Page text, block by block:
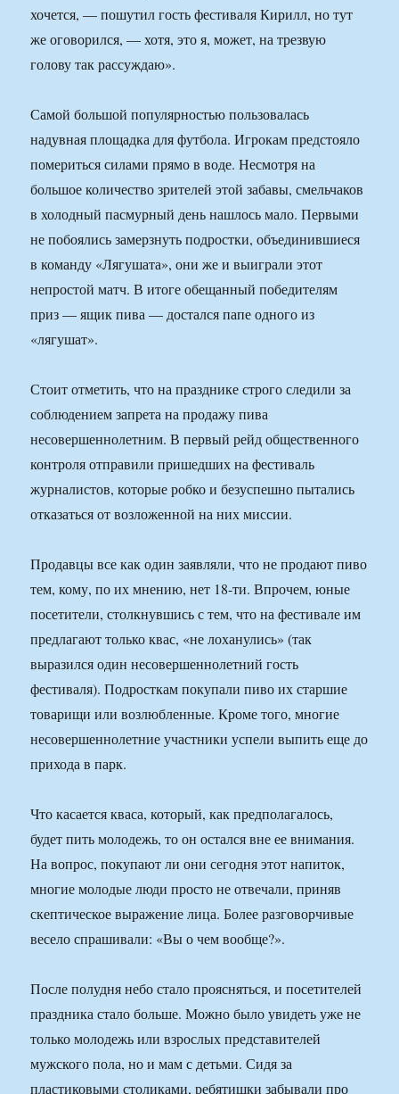
хочется, — пошутил гость фестиваля Кирилл, но тут
же оговорился, — хотя, это я, может, на трезвую
голову так рассуждаю».
Самой большой популярностью пользовалась
надувная площадка для футбола. Игрокам предстояло
помериться силами прямо в воде. Несмотря на
большое количество зрителей этой забавы, смельчаков
в холодный пасмурный день нашлось мало. Первыми
не побоялись замерзнуть подростки, объединившиеся
в команду «Лягушата», они же и выиграли этот
непростой матч. В итоге обещанный победителям
приз — ящик пива — достался папе одного из
«лягушат».
Стоит отметить, что на празднике строго следили за
соблюдением запрета на продажу пива
несовершеннолетним. В первый рейд общественного
контроля отправили пришедших на фестиваль
журналистов, которые робко и безуспешно пытались
отказаться от возложенной на них миссии.
Продавцы все как один заявляли, что не продают пиво
тем, кому, по их мнению, нет 18-ти. Впрочем, юные
посетители, столкнувшись с тем, что на фестивале им
предлагают только квас, «не лоханулись» (так
выразился один несовершеннолетний гость
фестиваля). Подросткам покупали пиво их старшие
товарищи или возлюбленные. Кроме того, многие
несовершеннолетние участники успели выпить еще до
прихода в парк.
Что касается кваса, который, как предполагалось,
будет пить молодежь, то он остался вне ее внимания.
На вопрос, покупают ли они сегодня этот напиток,
многие молодые люди просто не отвечали, приняв
скептическое выражение лица. Более разговорчивые
весело спрашивали: «Вы о чем вообще?».
После полудня небо стало проясняться, и посетителей
праздника стало больше. Можно было увидеть уже не
только молодежь или взрослых представителей
мужского пола, но и мам с детьми. Сидя за
пластиковыми столиками, ребятишки забывали про